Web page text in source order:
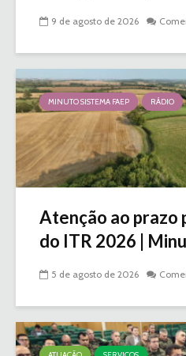
9 de agosto de 2026
MINUTO SISTEMA FAEP RÁDIO
Atenção ao prazo
do ITR 2026 |
5 de agosto de 2026